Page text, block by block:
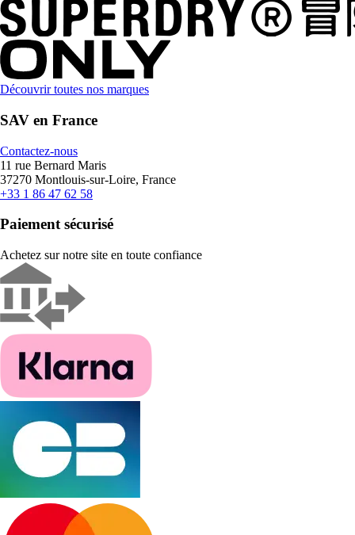
Découvrir toutes nos marques
SAV en France
Contactez-nous
11 rue Bernard Maris
37270 Montlouis-sur-Loire, France
+33 1 86 47 62 58
Paiement sécurisé
Achetez sur notre site en toute confiance